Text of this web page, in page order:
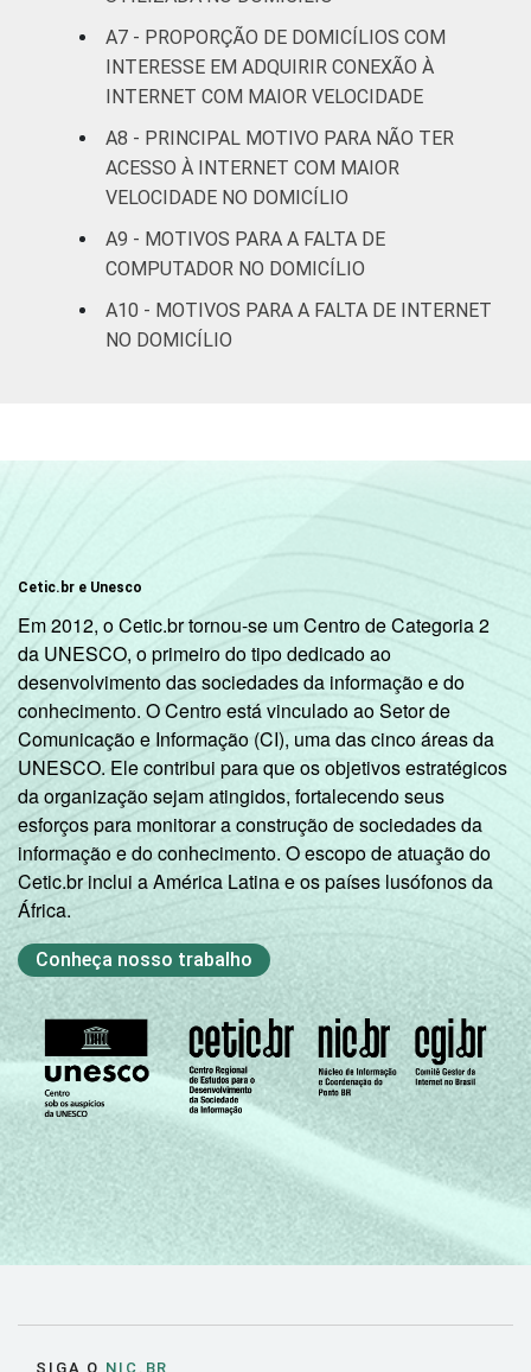
Veja a tabela deerros estatísticos
aproximados para cada variável este
indicador.
A7 - PROPORÇÃO DE DOMICÍLIOS COM
INTERESSE EM ADQUIRIR CONEXÃO À
INTERNET COM MAIOR VELOCIDADE
A8 - PRINCIPAL MOTIVO PARA NÃO TER
ACESSO À INTERNET COM MAIOR
VELOCIDADE NO DOMICÍLIO
A9 - MOTIVOS PARA A FALTA DE
COMPUTADOR NO DOMICÍLIO
A10 - MOTIVOS PARA A FALTA DE INTERNET
NO DOMICÍLIO
Cetic.br e Unesco
Em 2012, o Cetic.br tornou-se um Centro de Categoria 2
da UNESCO, o primeiro do tipo dedicado ao
desenvolvimento das sociedades da informação e do
conhecimento. O Centro está vinculado ao Setor de
Comunicação e Informação (CI), uma das cinco áreas da
UNESCO. Ele contribui para que os objetivos estratégicos
da organização sejam atingidos, fortalecendo seus
esforços para monitorar a construção de sociedades da
informação e do conhecimento. O escopo de atuação do
Cetic.br inclui a América Latina e os países lusófonos da
África.
Conheça nosso trabalho
SIGA O NIC.BR